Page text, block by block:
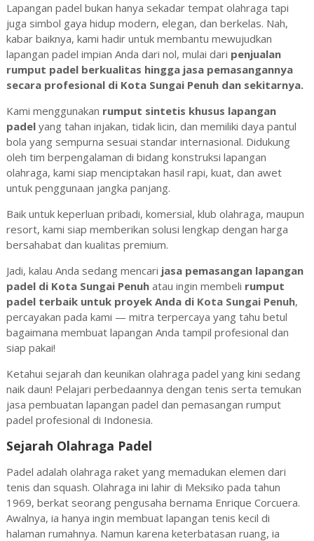
Lapangan padel bukan hanya sekadar tempat olahraga tapi
juga simbol gaya hidup modern, elegan, dan berkelas. Nah,
kabar baiknya, kami hadir untuk membantu mewujudkan
lapangan padel impian Anda dari nol, mulai dari penjualan
rumput padel berkualitas hingga jasa pemasangannya
secara profesional di Kota Sungai Penuh dan sekitarnya.
Kami menggunakan rumput sintetis khusus lapangan
padelyang tahan injakan, tidak licin, dan memiliki daya pantul
bola yang sempurna sesuai standar internasional. Didukung
oleh tim berpengalaman di bidang konstruksi lapangan
olahraga, kami siap menciptakan hasil rapi, kuat, dan awet
untuk penggunaan jangka panjang.
Baik untuk keperluan pribadi, komersial, klub olahraga, maupun
resort, kami siap memberikan solusi lengkap dengan harga
bersahabat dan kualitas premium.
Jadi, kalau Anda sedang mencari jasa pemasangan lapangan
padel di Kota Sungai Penuhatau ingin membeli rumput
padel terbaik untuk proyek Anda di Kota Sungai Penuh,
percayakan pada kami — mitra terpercaya yang tahu betul
bagaimana membuat lapangan Anda tampil profesional dan
siap pakai!
Ketahui sejarah dan keunikan olahraga padel yang kini sedang
naik daun! Pelajari perbedaannya dengan tenis serta temukan
jasa pembuatan lapangan padel dan pemasangan rumput
padel profesional di Indonesia.
Sejarah Olahraga Padel
Padel adalah olahraga raket yang memadukan elemen dari
tenis dan squash. Olahraga ini lahir di Meksiko pada tahun
1969, berkat seorang pengusaha bernama Enrique Corcuera.
Awalnya, ia hanya ingin membuat lapangan tenis kecil di
halaman rumahnya. Namun karena keterbatasan ruang, ia